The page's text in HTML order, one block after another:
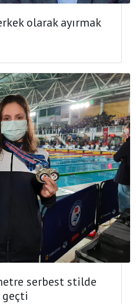
olarak ayırmak
serbest stilde
geçti